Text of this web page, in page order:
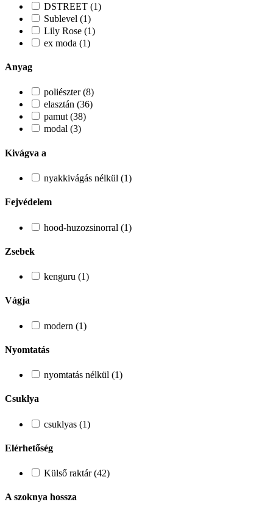
DSTREET (1)
Sublevel (1)
Lily Rose (1)
ex moda (1)
Anyag
poliészter (8)
elasztán (36)
pamut (38)
modal (3)
Kivágva a
nyakkivágás nélkül (1)
Fejvédelem
hood-huzozsinorral (1)
Zsebek
kenguru (1)
Vágja
modern (1)
Nyomtatás
nyomtatás nélkül (1)
Csuklya
csuklyas (1)
Elérhetőség
Külső raktár (42)
A szoknya hossza